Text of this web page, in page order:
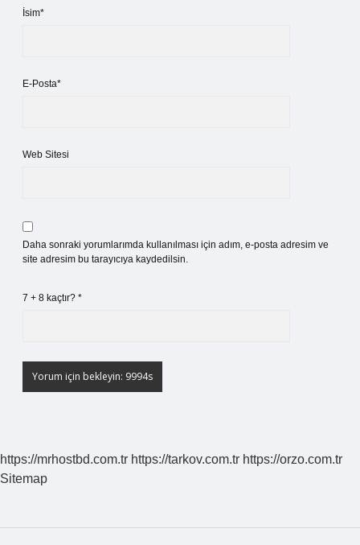
İsim*
E-Posta*
Web Sitesi
Daha sonraki yorumlarımda kullanılması için adım, e-posta adresim ve
site adresim bu tarayıcıya kaydedilsin.
7 + 8 kaçtır? *
https://mrhostbd.com.tr https://tarkov.com.tr https://orzo.com.tr
Sitemap